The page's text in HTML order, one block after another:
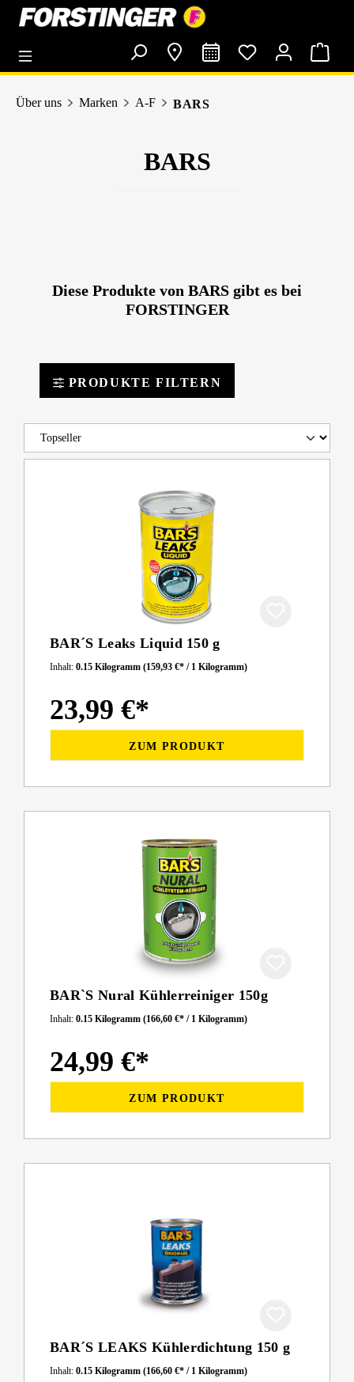
springen
Über uns Marken A-F BARS
BARS
Diese Produkte von BARS gibt es bei
FORSTINGER
PRODUKTE FILTERN
BAR´S Leaks Liquid 150 g
Inhalt: 0.15 Kilogramm (159,93 €* / 1 Kilogramm)
23,99 €*
ZUM PRODUKT
BAR`S Nural Kühlerreiniger 150g
Inhalt: 0.15 Kilogramm (166,60 €* / 1 Kilogramm)
24,99 €*
ZUM PRODUKT
BAR´S LEAKS Kühlerdichtung 150 g
Inhalt: 0.15 Kilogramm (166,60 €* / 1 Kilogramm)